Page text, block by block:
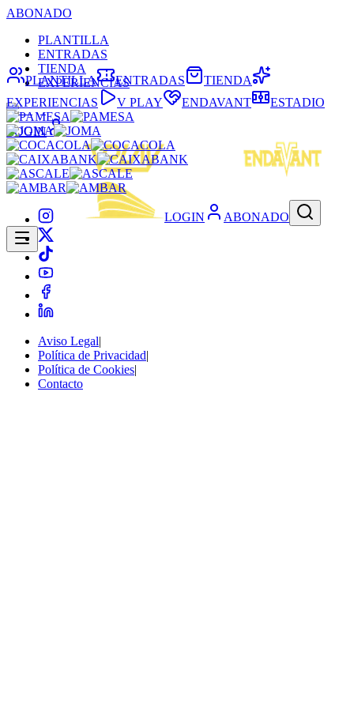
ABONADO
PLANTILLA
ENTRADAS
TIENDA
EXPERIENCIAS
LOGIN
LOGIN ABONADO
PLANTILLA ENTRADAS
TIENDA
EXPERIENCIAS
V PLAY ENDAVANT ESTADIO
Aviso Legal|
Política de Privacidad|
Política de Cookies|
Contacto